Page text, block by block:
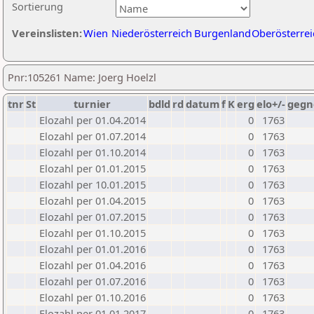
Sortierung
Vereinslisten:Wien Niederösterreich Burgenland
Pnr:105261 Name: Joerg Hoelzl
tnrSt turnier bdld rd datumf Kerg elo+/-
Elozahl per 01.04.2014
0
1763
Elozahl per 01.07.2014
0
1763
Elozahl per 01.10.2014
0
1763
Elozahl per 01.01.2015
0
1763
Elozahl per 10.01.2015
0
1763
Elozahl per 01.04.2015
0
1763
Elozahl per 01.07.2015
0
1763
Elozahl per 01.10.2015
0
1763
Elozahl per 01.01.2016
0
1763
Elozahl per 01.04.2016
0
1763
Elozahl per 01.07.2016
0
1763
Elozahl per 01.10.2016
0
1763